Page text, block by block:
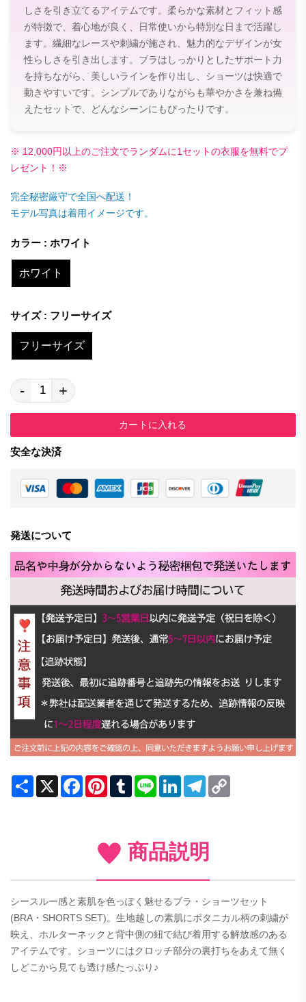
しさを引き立てるアイテムです。柔らかな素材とフィット感
が特徴で、着心地が良く、日常使いから特別な日まで活躍し
ます。繊細なレースや刺繍が施され、魅力的なデザインが女
性らしさを引き出します。ブラはしっかりとしたサポート力
を持ちながら、美しいラインを作り出し、ショーツは快適で
動きやすいです。シンプルでありながらも華やかさを兼ね備
えたセットで、どんなシーンにもぴったりです。
※ 12,000円以上のご注文でランダムに1セットの衣服を無料でプ
レゼント！※
完全秘密厳守で全国へ配送！
モデル写真は着用イメージです。
カラー : ホワイト
ホワイト
サイズ : フリーサイズ
フリーサイズ
- +
カートに入れる
安全な決済
発送について
Share X FacebookPinterestTumblrLine LinkedInTelegram
商品説明
シースルー感と素肌を色っぽく魅せるブラ・ショーツセット
(BRA・SHORTS SET)。生地越しの素肌にボタニカル柄の刺繍が
映え、ホルターネックと背中側の紐で結び着用する解放感のある
アイテムです。ショーツにはクロッチ部分の裏打ちをあえて無く
しどこから見ても透け感たっぷり♪